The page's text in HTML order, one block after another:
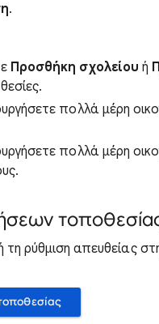
.
Προσθήκη σχολείου ή
πολλά μέρη
πολλά μέρη
τη ρύθμιση